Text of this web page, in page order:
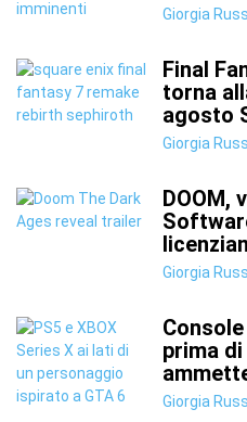
Giorgia
Final
torna
agosto
Giorgia
DOOM,
Giorgia
prima di
Giorgia